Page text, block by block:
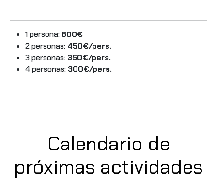
1 persona: 800€
2 personas: 450€/pers.
3 personas: 350€/pers.
4 personas: 300€/pers.
Calendario de
próximas actividades